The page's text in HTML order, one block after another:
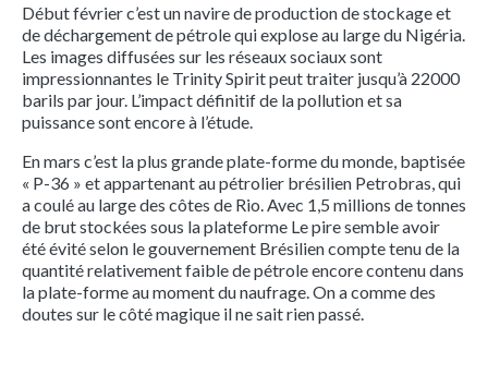
Début février c’est un navire de production de stockage et
de déchargement de pétrole qui explose au large du Nigéria.
Les images diffusées sur les réseaux sociaux sont
impressionnantes le Trinity Spirit peut traiter jusqu’à 22000
barils par jour. L’impact définitif de la pollution et sa
puissance sont encore à l’étude.
En mars c’est la plus grande plate-forme du monde, baptisée
« P-36 » et appartenant au pétrolier brésilien Petrobras, qui
a coulé au large des côtes de Rio. Avec 1,5 millions de tonnes
de brut stockées sous la plateforme Le pire semble avoir
été évité selon le gouvernement Brésilien compte tenu de la
quantité relativement faible de pétrole encore contenu dans
la plate-forme au moment du naufrage. On a comme des
doutes sur le côté magique il ne sait rien passé.